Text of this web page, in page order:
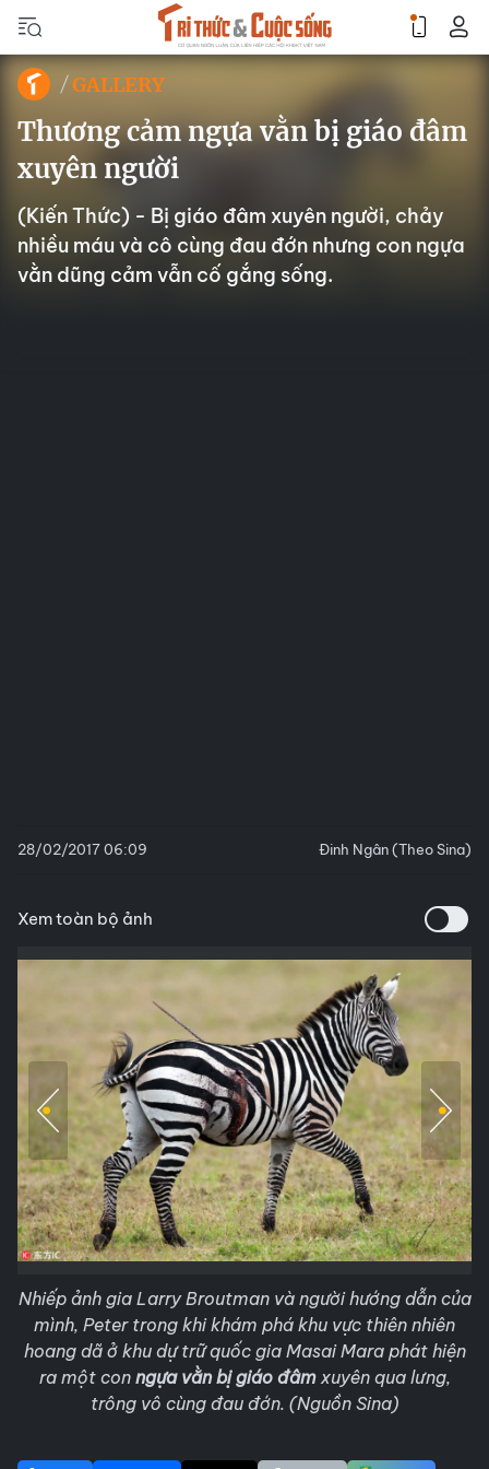
GALLERY
Thương cảm ngựa vằn bị giáo đâm
xuyên người
(Kiến Thức) - Bị giáo đâm xuyên người, chảy
nhiều máu và cô cùng đau đớn nhưng con ngựa
vằn dũng cảm vẫn cố gắng sống.
28/02/2017 06:09 Đinh Ngân (Theo Sina)
Xem toàn bộ ảnh
Nhiếp ảnh gia Larry Broutman và người hướng dẫn của
mình, Peter trong khi khám phá khu vực thiên nhiên
hoang dã ở khu dự trữ quốc gia Masai Mara phát hiện
ra một con ngựa vằn bị giáo đâmxuyên qua lưng,
trông vô cùng đau đớn. (Nguồn Sina)